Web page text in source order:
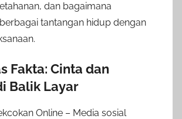
dan bagaimana
tantangan hidup dengan
Fakta: Cinta dan
Balik Layar
Online – Media sosial